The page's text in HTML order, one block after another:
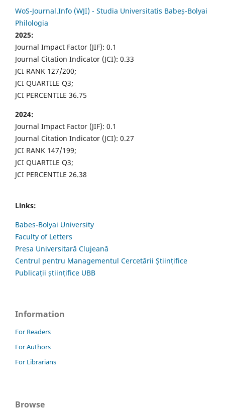
WoS-Journal.Info (WJI) - Studia Universitatis Babeș-Bolyai
Philologia
2025:
Journal Impact Factor (JIF): 0.1
Journal Citation Indicator (JCI): 0.33
JCI RANK 127/200;
JCI QUARTILE Q3;
JCI PERCENTILE 36.75
2024:
Journal Impact Factor (JIF): 0.1
Journal Citation Indicator (JCI): 0.27
JCI RANK 147/199;
JCI QUARTILE Q3;
JCI PERCENTILE 26.38
Links:
Babes-Bolyai University
Faculty of Letters
Presa Universitară Clujeană
Centrul pentru Managementul Cercetării Științifice
Publicații științifice UBB
Information
For Readers
For Authors
For Librarians
Browse